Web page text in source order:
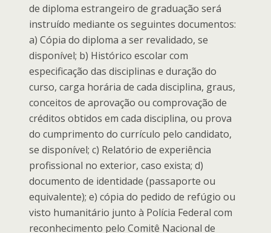
de diploma estrangeiro de graduação será
instruído mediante os seguintes documentos:
a) Cópia do diploma a ser revalidado, se
disponível; b) Histórico escolar com
especificação das disciplinas e duração do
curso, carga horária de cada disciplina, graus,
conceitos de aprovação ou comprovação de
créditos obtidos em cada disciplina, ou prova
do cumprimento do currículo pelo candidato,
se disponível; c) Relatório de experiência
profissional no exterior, caso exista; d)
documento de identidade (passaporte ou
equivalente); e) cópia do pedido de refúgio ou
visto humanitário junto à Polícia Federal com
reconhecimento pelo Comitê Nacional de